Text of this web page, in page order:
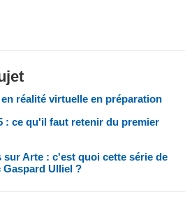
réalité virtuelle en préparation
: ce qu'il faut retenir du premier
sur Arte : c'est quoi cette série de
Gaspard Ulliel ?